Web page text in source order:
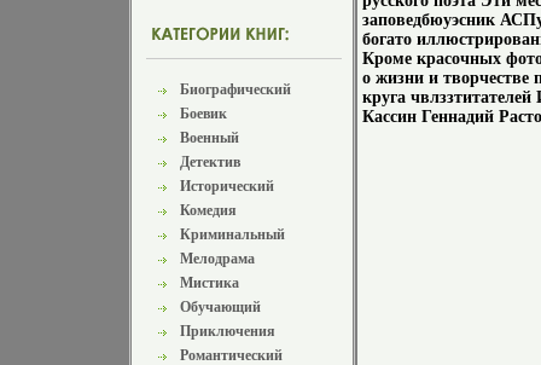
Биографический
Боевик
Военный
Детектив
Исторический
Комедия
Криминальный
Мелодрама
Мистика
Обучающий
Приключения
Романтический
заповедбюуэсник
богато
Кроме красочных
о жизни и творчестве
круга
Кассин Геннадий